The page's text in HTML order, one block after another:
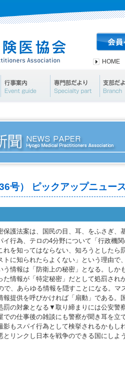
HOME
号） ピックアップニュー
護法案は、国民の目、耳、をふさぎ、
イ行為、テロの4分野について「行政機
れを知ってはならない、知ろうとした
トに知られたらよくない」という理由で
う情報は「防衛上の秘密」となる。しか
た情報が「特定秘密」だとして処罰さ
で、あらゆる情報を隠すことになる。マ
報提供を呼びかければ「扇動」である
罰の対象となる▼取り締まりには公安警
での仕事後の雑談にも警察が聞き耳を立
影もスパイ行為として検挙されるかもし
リンクし日本を戦争のできる国にしよ